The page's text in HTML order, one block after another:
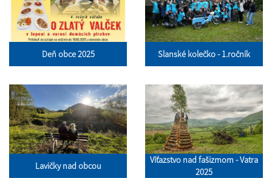
Deň obce 2025 Slanské kolečko - 1.ročník
Lavičky nad obcou
Víťazstvo nad fašizmom - Vatra
2025